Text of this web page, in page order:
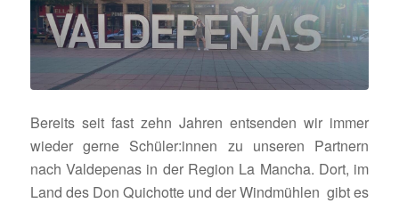
Bereits seit fast zehn Jahren entsenden wir immer
wieder gerne Schüler:innen zu unseren Part­nern
nach Valde­penas in der Region La Mancha. Dort, im
Land des Don Quichotte und der Wind­mühlen gibt es